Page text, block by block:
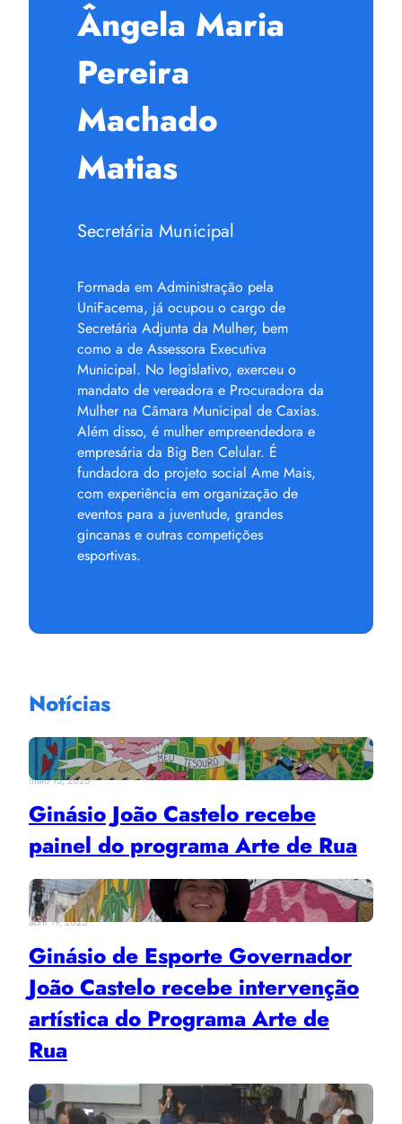
Ângela Maria
Pereira
Machado
Matias
Secretária Municipal
Formada em Administração pela
UniFacema, já ocupou o cargo de
Secretária Adjunta da Mulher, bem
como a de Assessora Executiva
Municipal. No legislativo, exerceu o
mandato de vereadora e Procuradora da
Mulher na Câmara Municipal de Caxias.
Além disso, é mulher empreendedora e
empresária da Big Ben Celular. É
fundadora do projeto social Ame Mais,
com experiência em organização de
eventos para a juventude, grandes
gincanas e outras competições
esportivas.
Notícias
maio 15, 2025
Ginásio João Castelo recebe
painel do programa Arte de Rua
abril 19, 2025
Ginásio de Esporte Governador
João Castelo recebe intervenção
artística do Programa Arte de
Rua